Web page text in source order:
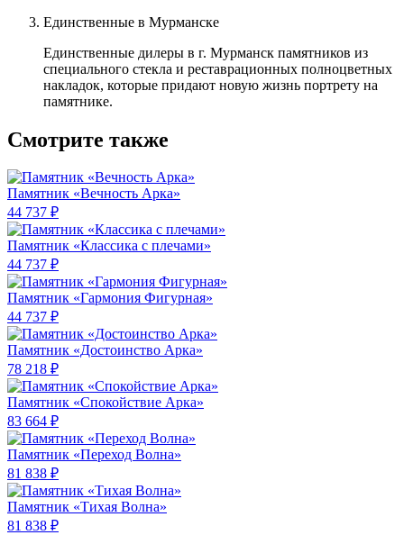
Единственные в Мурманске
Единственные дилеры в г. Мурманск памятников из
специального стекла и реставрационных полноцветных
накладок, которые придают новую жизнь портрету на
памятнике.
Смотрите также
Памятник «Вечность Арка»
44 737 ₽
Памятник «Классика c плечами»
44 737 ₽
Памятник «Гармония Фигурная»
44 737 ₽
Памятник «Достоинство Арка»
78 218 ₽
Памятник «Спокойствие Арка»
83 664 ₽
Памятник «Переход Волна»
81 838 ₽
Памятник «Тихая Волна»
81 838 ₽